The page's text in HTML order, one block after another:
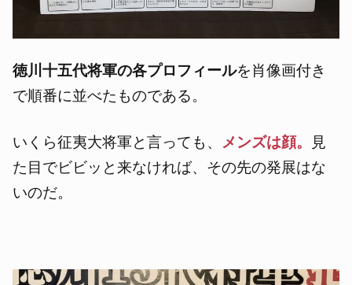
徳川十五代将軍の各プロフィールを肖像画付き
で順番に並べたものである。
いくら征夷大将軍と言っても、 メンズは顔。
見
た目でビビッと来なければ、その先の発展はな
いのだ。